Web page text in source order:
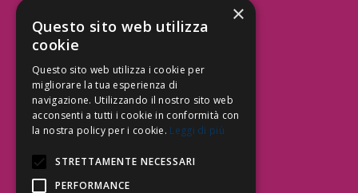
Aree Attività Civile
Tutele del Credito
Responsabilità Civile
Contrattualistica
×
Questo sito web utilizza
cookie
Questo sito web utilizza i cookie per
migliorare la tua esperienza di
navigazione. Utilizzando il nostro sito web
acconsenti a tutti i cookie in conformità con
la nostra policy per i cookie. Leggi di più
STRETTAMENTE NECESSARI
PERFORMANCE